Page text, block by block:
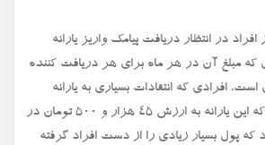
افراد در انتظار دریافت پیامک واریز یارانه
که مبلغ آن در هر ماه برای هر دریافت کننده
و ۵۰۰ تومان است، افرادی که انتقادات بسیاری به یارانه
نقدی دارند معتقدند که این یارانه به ارزش ۴۵ هزار و ۵۰۰ تومان در
پول بسیار زیادی را از دست افراد گرفته